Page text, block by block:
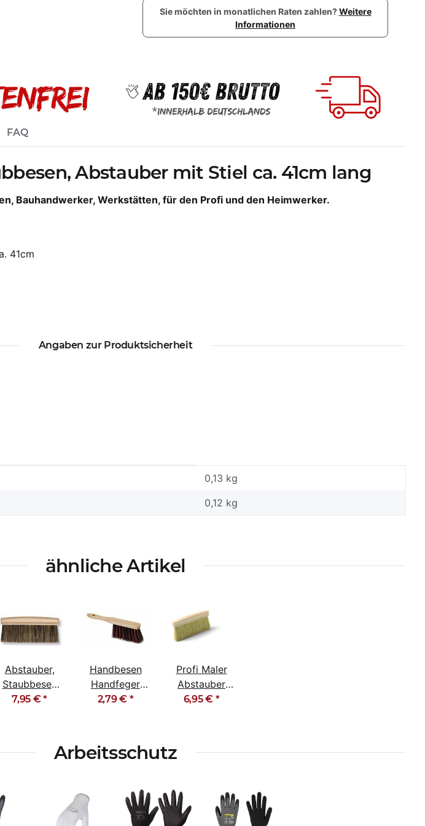
Sie möchten in monatlichen Raten zahlen?Weitere
Informationen
FAQ
Abstauber mit Stiel ca. 41cm lang
Bauhandwerker, Werkstätten, für den Profi und den Heimwerker.
41cm
Angaben zur Produktsicherheit
0,13 kg
0,12 kg
ähnliche Artikel
Abstauber,
Staubbesen
graue
7,95 €*
Handbesen
Handfeger
Arenga-
2,79 € *
Profi Maler
Abstauber
Staubbesen
6,95 € *
Arbeitsschutz